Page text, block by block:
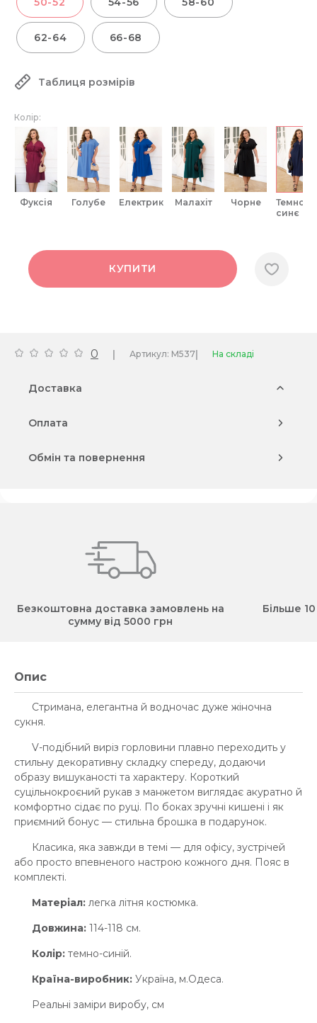
62-64 66-68
Таблиця розмірів
Колір:
фуксія голубе електрик малахіт чорне
темно-
синє
КУПИТИ
0 | Артикул: M537| На складі
Доставка
Оплата
Обмін та повернення
Безкоштовна доставка замовлень на
сумму від 5000 грн
Більше
Опис
Стримана, елегантна й водночас дуже жіночна
сукня.
V-подібний виріз горловини плавно переходить у
стильну декоративну складку спереду, додаючи
образу вишуканості та характеру. Короткий
суцільнокроєний рукав з манжетом виглядає акуратно й
комфортно сідає по руці. По боках зручні кишені і як
приємний бонус — стильна брошка в подарунок.
Класика, яка завжди в темі — для офісу, зустрічей
або просто впевненого настрою кожного дня. Пояс в
комплекті.
Матеріал: легка літня костюмка.
Довжина: 114-118 см.
Колір: темно-синій.
Країна-виробник: Україна, м.Одеса.
Реальні заміри виробу, см